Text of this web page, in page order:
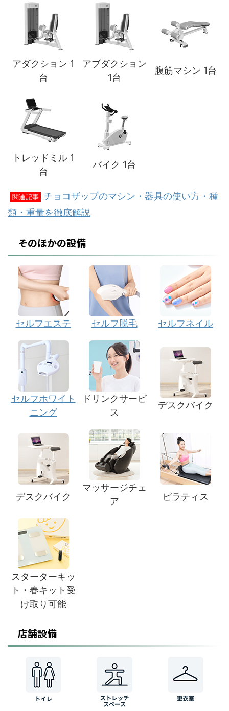
アダクション 1
台
アブダクション
1台
腹筋マシン 1台
トレッドミル 1
台
バイク 1台
関連記事
チョコザップのマシン・器具の使い方・種
類・重量を徹底解説
そのほかの設備
セルフエステ セルフ脱毛 セルフネイル
セルフホワイト
ニング
ドリンクサービ
ス
デスクバイク
デスクバイク
マッサージチェ
ア
ピラティス
スターターキッ
ト・春キット受
け取り可能
店舗設備